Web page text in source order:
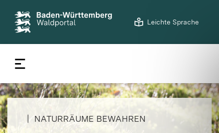
S
t
a
t
e
Leichte Sprache
© LFV BW/Ulrike Klumpp
NATURRÄUME BEWAHREN